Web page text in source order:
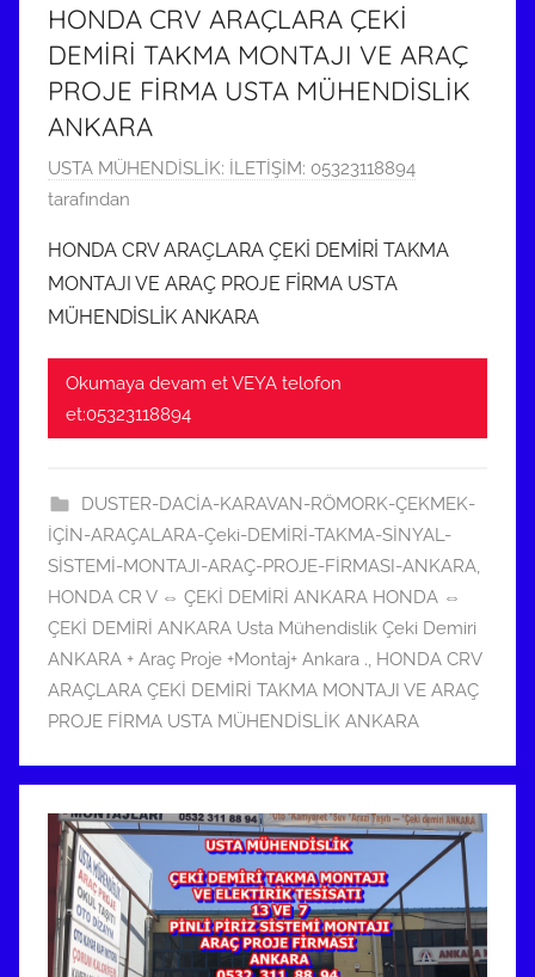
HONDA CRV ARAÇLARA ÇEKİ
DEMİRİ TAKMA MONTAJI VE ARAÇ
PROJE FİRMA USTA MÜHENDİSLİK
ANKARA
2
8
a
z
i
r
2
2
t
a
r
i
h
i
d
e
g
ö
n
d
USTA MÜHENDİSLİK: İLETİŞİM: 05323118894
tarafından
HONDA CRV ARAÇLARA ÇEKİ DEMİRİ TAKMA
MONTAJI VE ARAÇ PROJE FİRMA USTA
MÜHENDİSLİK ANKARA
Okumaya devam et VEYA telofon
et:05323118894
DUSTER-DACİA-KARAVAN-RÖMORK-ÇEKMEK-
İÇİN-ARAÇALARA-Çeki-DEMİRİ-TAKMA-SİNYAL-
SİSTEMİ-MONTAJI-ARAÇ-PROJE-FİRMASI-ANKARA,
HONDA CR V ⇔ ÇEKİ DEMİRİ ANKARA HONDA ⇔
ÇEKİ DEMİRİ ANKARA Usta Mühendislik Çeki Demiri
ANKARA + Araç Proje +Montaj+ Ankara ., HONDA CRV
ARAÇLARA ÇEKİ DEMİRİ TAKMA MONTAJI VE ARAÇ
PROJE FİRMA USTA MÜHENDİSLİK ANKARA